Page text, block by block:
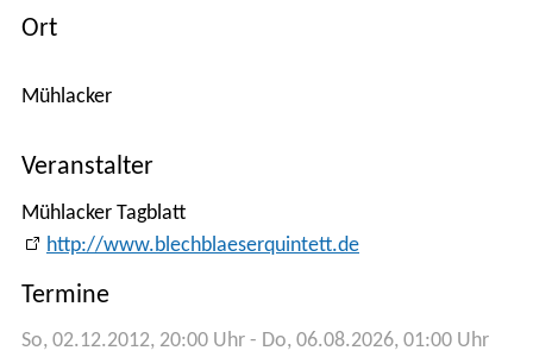
Kontakt
Stadtplan
Ort
Veranstalter
Mühlacker Tagblatt
http://www.blechblaeserquintett.de
Termine
So, 02.12.2012, 20:00 Uhr - Do, 06.08.2026, 01:00 Uhr